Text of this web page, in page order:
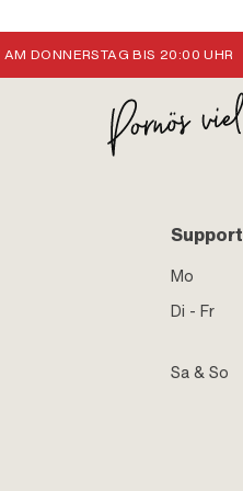
DONNERSTAG BIS 20:00 UHR
Support
Mo
Di - Fr
Sa & So